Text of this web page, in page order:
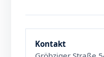
Kontakt